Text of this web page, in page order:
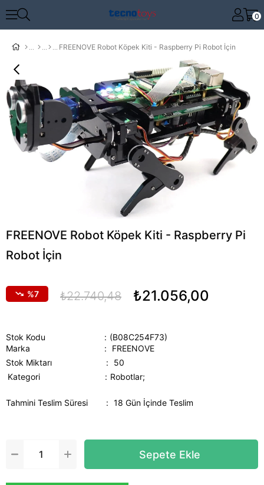
0
FREENOVE Robot Köpek Kiti - Raspberry Pi Robot İçin
FREENOVE Robot Köpek Kiti - Raspberry Pi
Robot İçin
7 ₺22.740,48 ₺21.056,00
Stok Kodu
(B08C254F73)
Marka
:
FREENOVE
Stok Miktarı
:
50
Kategori
Robotlar;
Tahmini Teslim Süresi : 18 Gün İçinde Teslim